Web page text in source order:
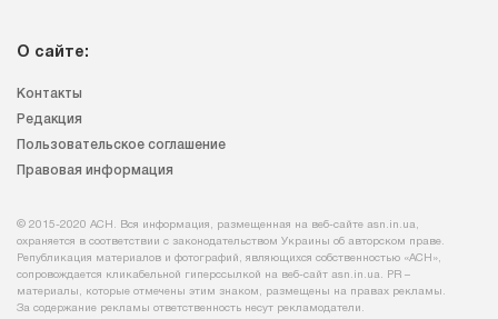
О сайте:
Контакты
Редакция
Пользовательское соглашение
Правовая информация
© 2015-2020 АСН. Вся информация, размещенная на веб-сайте asn.in.ua,
охраняется в соответствии с законодательством Украины об авторском праве.
Републикация материалов и фотографий, являющихся собственностью «АСН»,
сопровождается кликабельной гиперссылкой на веб-сайт asn.іn.ua. PR –
материалы, которые отмечены этим знаком, размещены на правах рекламы.
За содержание рекламы ответственность несут рекламодатели.